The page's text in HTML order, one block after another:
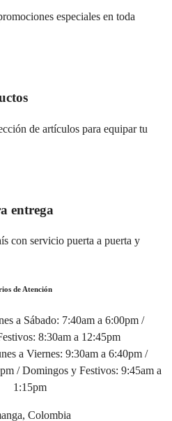
especiales en toda
de artículos para equipar tu
entrega
con servicio puerta a puerta y
de Atención
a Sábado: 7:40am a 6:00pm /
8:30am a 12:45pm
a Viernes: 9:30am a 6:40pm /
/ Domingos y Festivos: 9:45am a
1:15pm
Colombia